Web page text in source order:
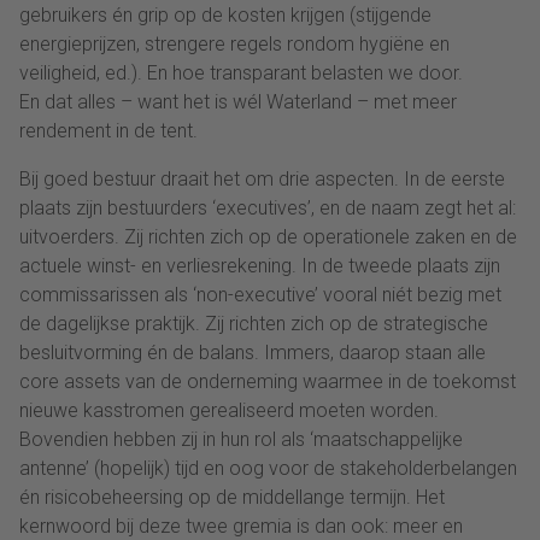
gebruikers én grip op de kosten krijgen (stijgende
energieprijzen, strengere regels rondom hygiëne en
veiligheid, ed.). En hoe transparant belasten we door.
En dat alles – want het is wél Waterland – met meer
rendement in de tent.
Bij goed bestuur draait het om drie aspecten. In de eerste
plaats zijn bestuurders ‘executives’, en de naam zegt het al:
uitvoerders. Zij richten zich op de operationele zaken en de
actuele winst- en verliesrekening. In de tweede plaats zijn
commissarissen als ‘non-executive’ vooral niét bezig met
de dagelijkse praktijk. Zij richten zich op de strategische
besluitvorming én de balans. Immers, daarop staan alle
core assets van de onderneming waarmee in de toekomst
nieuwe kasstromen gerealiseerd moeten worden.
Bovendien hebben zij in hun rol als ‘maatschappelijke
antenne’ (hopelijk) tijd en oog voor de stakeholderbelangen
én risicobeheersing op de middellange termijn. Het
kernwoord bij deze twee gremia is dan ook: meer en